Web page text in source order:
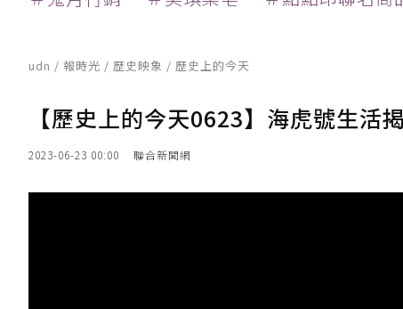
udn / 報時光 / 歷史映象 / 歷史上的今天
【歷史上的今天0623】海虎號生活
2023-06-23 00:00 聯合新聞網